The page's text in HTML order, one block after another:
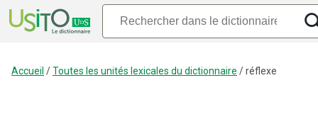
Accueil /Toutes les unités lexicales du dictionnaire /réflexe